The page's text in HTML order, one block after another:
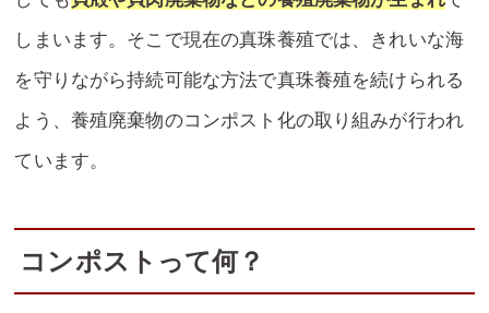
しまいます。そこで現在の真珠養殖では、きれいな海
を守りながら持続可能な方法で真珠養殖を続けられる
よう、養殖廃棄物のコンポスト化の取り組みが行われ
ています。
コンポストって何？